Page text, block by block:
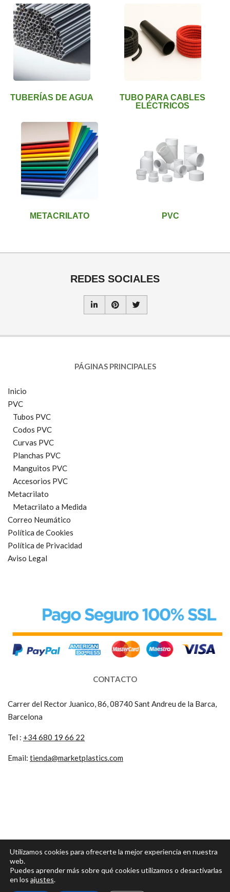
TUBERÍAS DE AGUA
TUBO PARA CABLES
ELÉCTRICOS
METACRILATO PVC
REDES SOCIALES
PÁGINAS PRINCIPALES
Inicio
PVC
Tubos PVC
Codos PVC
Curvas PVC
Planchas PVC
Manguitos PVC
Accesorios PVC
Metacrilato
Metacrilato a Medida
Correo Neumático
Política de Cookies
Política de Privacidad
Aviso Legal
CONTACTO
Carrer del Rector Juanico, 86, 08740 Sant Andreu de la Barca,
Barcelona
Tel : +34 680 19 66 22
Email: tienda@marketplastics.com
Utilizamos cookies para ofrecerte la mejor experiencia en nuestra
web.
Puedes aprender más sobre qué cookies utilizamos o desactivarlas
en los ajustes.